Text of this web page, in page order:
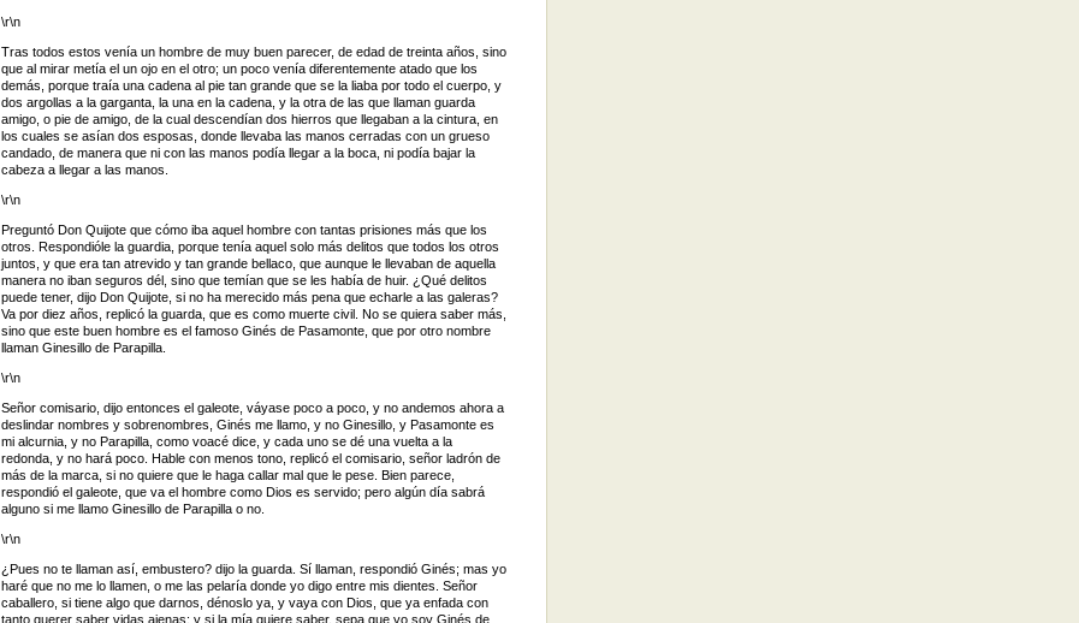
\r\n
Tras todos estos venía un hombre de muy buen parecer, de edad de treinta años, sino
que al mirar metía el un ojo en el otro; un poco venía diferentemente atado que los
demás, porque traía una cadena al pie tan grande que se la liaba por todo el cuerpo, y
dos argollas a la garganta, la una en la cadena, y la otra de las que llaman guarda
amigo, o pie de amigo, de la cual descendían dos hierros que llegaban a la cintura, en
los cuales se asían dos esposas, donde llevaba las manos cerradas con un grueso
candado, de manera que ni con las manos podía llegar a la boca, ni podía bajar la
cabeza a llegar a las manos.
\r\n
Preguntó Don Quijote que cómo iba aquel hombre con tantas prisiones más que los
otros. Respondióle la guardia, porque tenía aquel solo más delitos que todos los otros
juntos, y que era tan atrevido y tan grande bellaco, que aunque le llevaban de aquella
manera no iban seguros dél, sino que temían que se les había de huir. ¿Qué delitos
puede tener, dijo Don Quijote, si no ha merecido más pena que echarle a las galeras?
Va por diez años, replicó la guarda, que es como muerte civil. No se quiera saber más,
sino que este buen hombre es el famoso Ginés de Pasamonte, que por otro nombre
llaman Ginesillo de Parapilla.
\r\n
Señor comisario, dijo entonces el galeote, váyase poco a poco, y no andemos ahora a
deslindar nombres y sobrenombres, Ginés me llamo, y no Ginesillo, y Pasamonte es
mi alcurnia, y no Parapilla, como voacé dice, y cada uno se dé una vuelta a la
redonda, y no hará poco. Hable con menos tono, replicó el comisario, señor ladrón de
más de la marca, si no quiere que le haga callar mal que le pese. Bien parece,
respondió el galeote, que va el hombre como Dios es servido; pero algún día sabrá
alguno si me llamo Ginesillo de Parapilla o no.
\r\n
¿Pues no te llaman así, embustero? dijo la guarda. Sí llaman, respondió Ginés; mas yo
haré que no me lo llamen, o me las pelaría donde yo digo entre mis dientes. Señor
caballero, si tiene algo que darnos, dénoslo ya, y vaya con Dios, que ya enfada con
tanto querer saber vidas ajenas; y si la mía quiere saber, sepa que yo soy Ginés de